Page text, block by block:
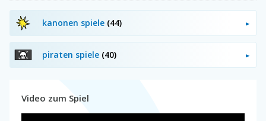
kanonen spiele (44)
piraten spiele (40)
Video zum Spiel